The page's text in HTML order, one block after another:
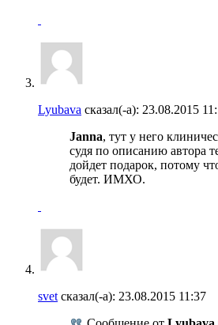
Lyubava сказал(-а): 23.08.2015
Janna, тут у него
судя по описанию автора
дойдет подарок, потому
будет. ИМХО.
svet сказал(-а): 23.08.2015 11:37